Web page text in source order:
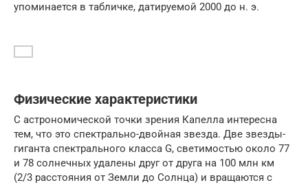
упоминается в табличке, датируемой 2000 до н. э.
Физические характеристики
С астрономической точки зрения Капелла интересна
тем, что это спектрально-двойная звезда. Две звезды-
гиганта спектрального класса G, светимостью около 77
и 78 солнечных удалены друг от друга на 100 млн км
(2/3 расстояния от Земли до Солнца) и вращаются с